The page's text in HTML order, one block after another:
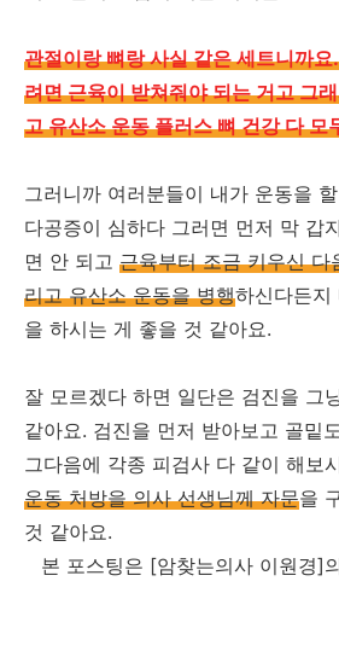
관절이랑 뼈랑 사실 같은 세트니까
려면 근육이 받쳐줘야 되는 거고 그
고 유산소 운동 플러스 뼈 건강 다 모
그러니까 여러분들이 내가 운동을
다공증이 심하다 그러면 먼저 막 갑
면 안 되고 근육부터 조금 키우신 다
리고 유산소 운동을 병행하신다든지
을 하시는 게 좋을 것 같아요.
잘 모르겠다 하면 일단은 검진을 그
같아요. 검진을 먼저 받아보고 골밑
그다음에 각종 피검사 다 같이 해보
운동 처방을 의사 선생님께 자문을
것 같아요.
본 포스팅은 [암찾는의사 이원경]